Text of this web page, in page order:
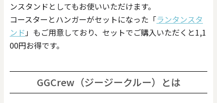
ンスタンドとしてもお使いいただけます。
コースターとハンガーがセットになった「ランタンスタ
ンド」もご用意しており、セットでご購入いただくと1,1
00円お得です。
GGCrew（ジージークルー）とは